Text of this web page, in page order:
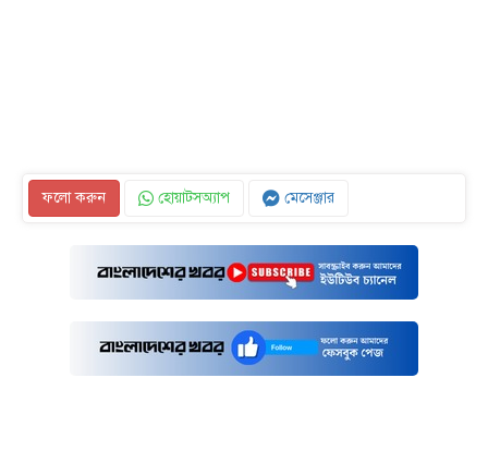
ফলো করুন হোয়াটসঅ্যাপ মেসেঞ্জার